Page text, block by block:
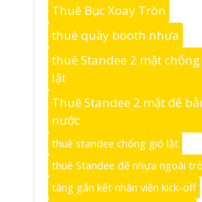
Thuê Bục Xoay Tròn
thuê quầy booth nhựa
thuê Standee 2 mặt
lật
Thuê Standee 2 mặt đế
nước
thuê standee chống gió lật
thuê Standee đế nhựa ngoài
tăng gắn kết nhân viên kick-off